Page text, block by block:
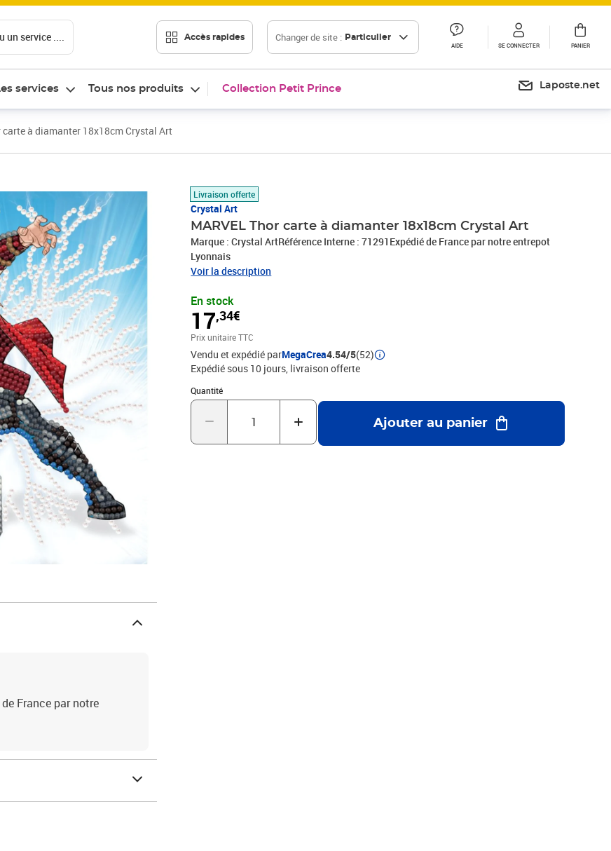
un service .... Accès rapides Changer de site : Particulier
AIDE SE CONNECTER PANIER
services Tous nos produits Collection Petit Prince Laposte.net
carte à diamanter 18x18cm Crystal Art
Livraison offerte
Crystal Art
MARVEL Thor carte à diamanter 18x18cm Crystal Art
Marque : Crystal ArtRéférence Interne : 71291Expédié de France par notre entrepot
Lyonnais
Voir la description
En stock
17,34€
Prix 17,34€
Prix unitaire TTC
Vendu et expédié parMegaCrea4.54/5(52)
Expédié sous 10 jours livraison offerte
Quantité
Quantité : 1
Ajouter au panier
France par notre